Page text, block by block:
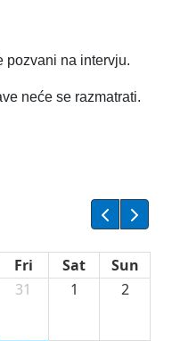
pozvani na intervju.
neće se razmatrati.
Fri Sat
Sun
sa neprofitnim
31 1 2